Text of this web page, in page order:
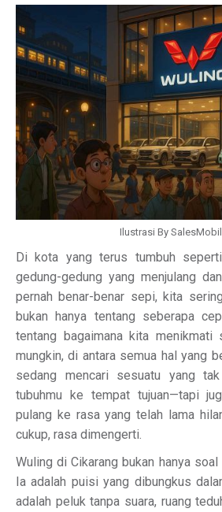
Ilustrasi By
Di kota yang terus tumbuh
gedung-gedung yang menjulang
pernah benar-benar sepi, kita
bukan hanya tentang seberapa
tentang bagaimana kita menikmati
mungkin, di antara semua hal yang
sedang mencari sesuatu yang
tubuhmu ke tempat tujuan—tapi
pulang ke rasa yang telah lama
cukup, rasa dimengerti.
Wuling di Cikarang bukan hanya
Ia adalah puisi yang dibungkus
adalah peluk tanpa suara, ruang